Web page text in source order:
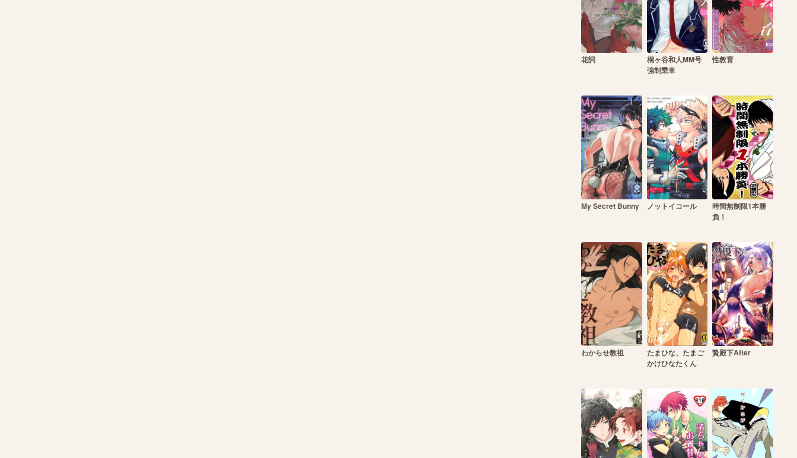
花詞
桐ヶ谷和人MM号
強制乗車
性教育
My Secret Bunny ノットイコール
時間無制限1本勝
負！
わからせ教祖
たまひな、たまご
かけひなたくん
贄殿下After